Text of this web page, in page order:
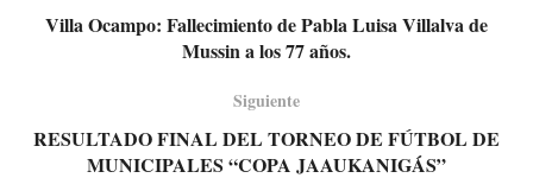
Villa Ocampo: Fallecimiento de Pabla Luisa Villalva de
Mussin a los 77 años.
Siguiente
RESULTADO FINAL DEL TORNEO DE FÚTBOL DE
MUNICIPALES “COPA JAAUKANIGÁS”